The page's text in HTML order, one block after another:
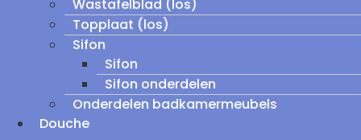
Wastafelblad (los)
Topplaat (los)
Sifon
Sifon
Sifon onderdelen
Onderdelen badkamermeubels
Douche